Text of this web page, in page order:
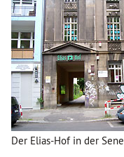
Der Elias-Hof in der